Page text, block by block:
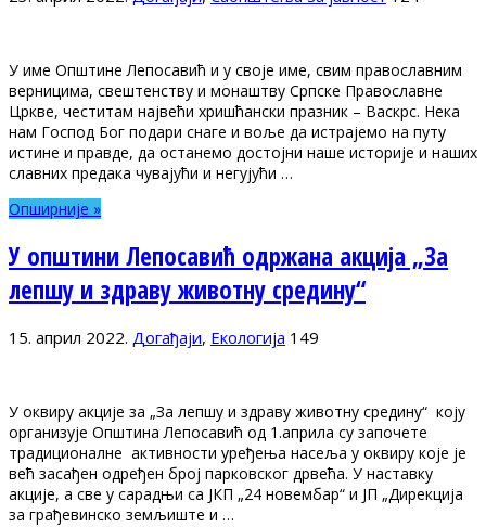
У име Општине Лепосавић и у своје име, свим православним
верницима, свештенству и монаштву Српске Православне
Цркве, честитам највећи хришћански празник – Васкрс. Нека
нам Господ Бог подари снаге и воље да истрајемо на путу
истине и правде, да останемо достојни наше историје и наших
славних предака чувајући и негујући …
Опширније »
У општини Лепосавић одржана акција „За
лепшу и здраву животну средину“
15. април 2022. Догађаји, Екологија 149
У оквиру акције за „За лепшу и здраву животну средину“ коју
организује Општина Лепосавић од 1.априла су започете
традиционалне активности уређења насеља у оквиру које је
већ засађен одређен број парковског дрвећа. У наставку
акције, а све у сарадњи са ЈКП „24 новембар“ и ЈП „Дирекција
за грађевинско земљиште и …